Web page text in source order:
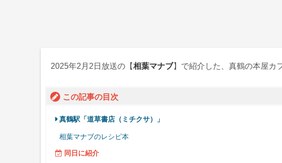
2025年2月2日 放送の【相葉マナブ】で紹介した、真鶴の本屋カ
この記事の目次
真鶴駅「道草書店（ミチクサ）」
相葉マナブのレシピ本
同日に紹介